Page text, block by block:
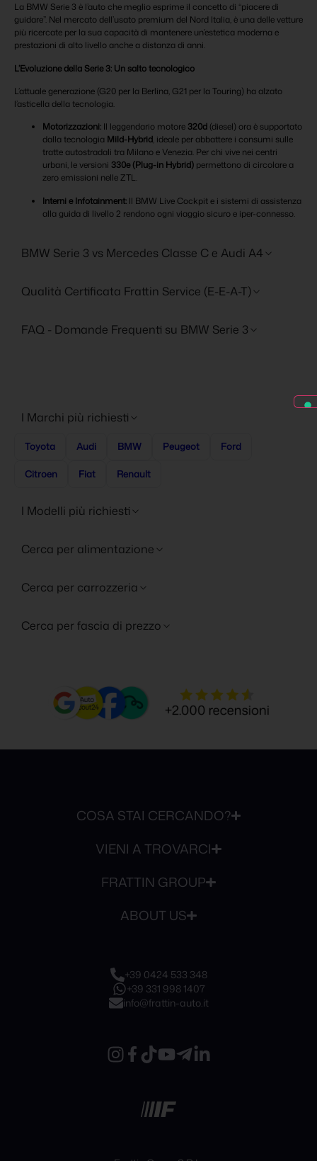
La BMW Serie 3 è l’auto che meglio esprime il concetto di “piacere di
guidare”. Nel mercato dell’usato premium del Nord Italia, è una delle vetture
più ricercate per la sua capacità di mantenere un’estetica moderna e
prestazioni di alto livello anche a distanza di anni.
L’Evoluzione della Serie 3: Un salto tecnologico
L’attuale generazione (G20 per la Berlina, G21 per la Touring) ha alzato
l’asticella della tecnologia.
Motorizzazioni: Il leggendario motore 320d (diesel) ora è supportato
dalla tecnologia Mild-Hybrid, ideale per abbattere i consumi sulle
tratte autostradali tra Milano e Venezia. Per chi vive nei centri
urbani, le versioni 330e (Plug-in Hybrid) permettono di circolare a
zero emissioni nelle ZTL.
Interni e Infotainment: Il BMW Live Cockpit e i sistemi di assistenza
alla guida di livello 2 rendono ogni viaggio sicuro e iper-connesso.
BMW Serie 3 vs Mercedes Classe C e Audi A4
Qualità Certificata Frattin Service (E-E-A-T)
FAQ - Domande Frequenti su BMW Serie 3
I Marchi più richiesti
Toyota Audi BMW Peugeot Ford
Citroen Fiat Renault
I Modelli più richiesti
Cerca per alimentazione
Cerca per carrozzeria
Cerca per fascia di prezzo
COSA STAI CERCANDO?
VIENI A TROVARCI
FRATTIN GROUP
ABOUT US
+39 0424 533 348
+39 331 998 1407
info@frattin-auto.it